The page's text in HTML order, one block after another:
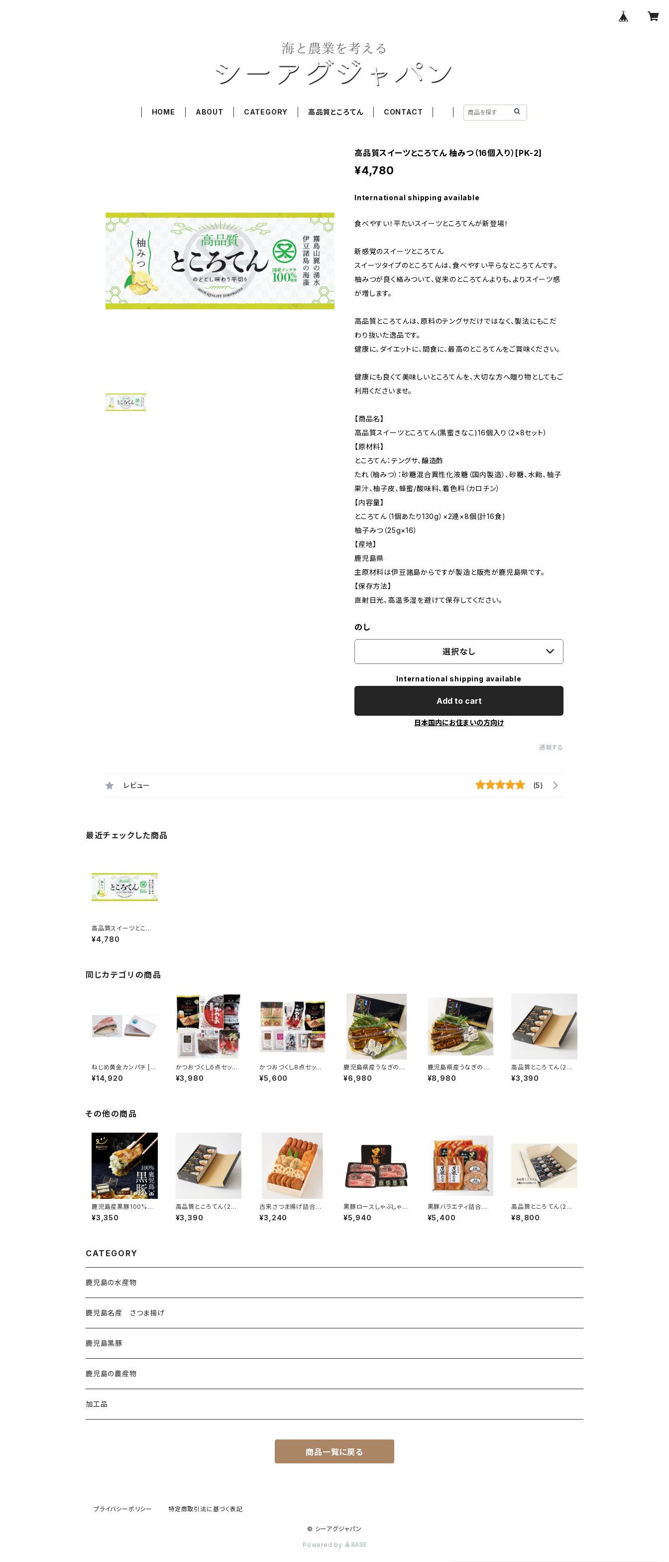
HOME ABOUT CATEGORY 高品質ところてん CONTACT
高品質スイーツところてん 柚みつ（16個入り）[PK-2]
¥4,780
International shipping available
食べやすい！平たいスイーツところてんが新登場！
新感覚のスイーツところてん
スイーツタイプのところてんは、食べやすい平らなところてんです。
柚みつが良く絡みついて、従来のところてんよりも、よりスイーツ感
が増します。
高品質ところてんは、原料のテングサだけではなく、製法にもこだ
わり抜いた逸品です。
健康に、ダイエットに、間食に、最高のところてんをご賞味ください。
健康にも良くて美味しいところてんを、大切な方へ贈り物としてもご
利用くださいませ。
【商品名】
高品質スイーツところてん(黒蜜きなこ)16個入り（2×8セット）
【原材料】
ところてん：テングサ、醸造酢
たれ（柚みつ）：砂糖混合異性化液糖（国内製造）、砂糖、水飴、柚子
果汁、柚子皮、蜂蜜/酸味料、着色料（カロチン）
【内容量】
ところてん（1個あたり130g）×2連×8個(計16食)
柚子みつ（25g×16）
【産地】
鹿児島県
主原材料は伊豆諸島からですが製造と販売が鹿児島県です。
【保存方法】
直射日光、高温多湿を避けて保存してください。
のし
選択なし
International shipping available
Add to cart
日本国内にお住まいの方向け
通報する
レビュー (5)
最近チェックした商品
高品質スイーツところ
てん 柚みつ（16個入り）
[PK-2]
¥4,780
同じカテゴリの商品
ねじめ黄金カンパチ [B
-08]
¥14,920
かつおづくし6点セット
[KTO-01]
¥3,980
かつおづくし8点セット
[KTO-02]
¥5,600
鹿児島県産うなぎの蒲
焼 2尾セット [UNG-1]
¥6,980
鹿児島県産うなぎの蒲
焼 3尾セット [UNG-2]
¥8,980
高品質ところてん（2個
入り×5セット）化粧箱入
り[TK-03]
¥3,390
その他の商品
鹿児島産黒豚100%餃
子 [G-02]
¥3,350
高品質ところてん（2個
入り×5セット）化粧箱入
り[TK-03]
¥3,390
古来さつま揚げ詰合せ
［あ-BH3］
¥3,240
黒豚ロースしゃぶしゃぶ
セット［NNF-3230］
¥5,940
黒豚バラエティ詰合せ
［NNF-3278］
¥5,400
高品質ところてん（2個
入り×20セット）[TK-0
1]
¥8,800
CATEGORY
鹿児島の水産物
鹿児島名産 さつま揚げ
鹿児島黒豚
鹿児島の農産物
加工品
商品一覧に戻る
プライバシーポリシー 特定商取引法に基づく表記
© シーアグジャパン
Powered by